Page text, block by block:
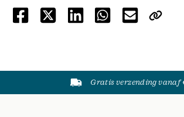
Gratis verzending vanaf